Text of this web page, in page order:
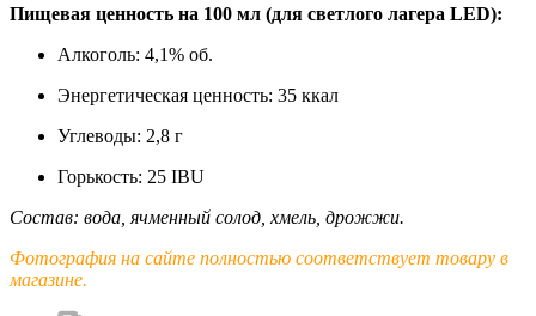
Пищевая ценность на 100 мл (для светлого лагера LED):
Алкоголь: 4,1% об.
Энергетическая ценность: 35 ккал
Углеводы: 2,8 г
Горькость: 25 IBU
Состав: вода, ячменный солод, хмель, дрожжи.
Фотография на сайте полностью соответствует товару в
магазине.